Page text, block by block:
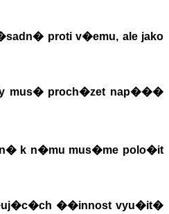
proti v�emu, ale jako
mus� proch�zet nap���
k n�mu mus�me polo�it
��innost vyu�it�